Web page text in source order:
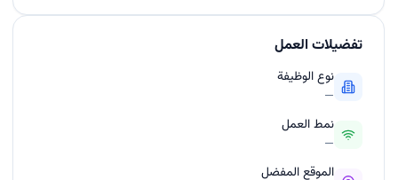
تفضيلات العمل
نوع الوظيفة
—
نمط العمل
—
الموقع المفضل